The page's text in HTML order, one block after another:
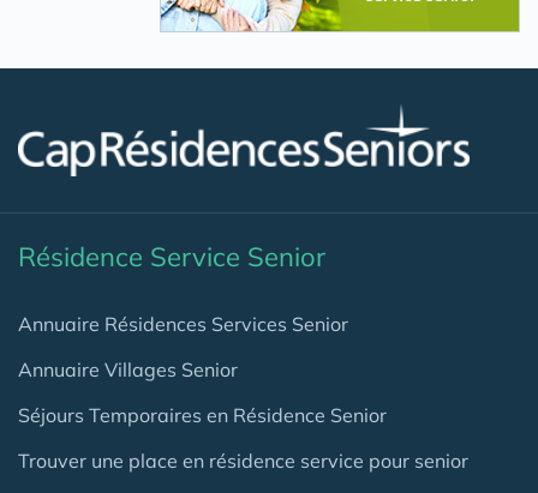
Résidence Service Senior
Annuaire Résidences Services Senior
Annuaire Villages Senior
Séjours Temporaires en Résidence Senior
Trouver une place en résidence service pour senior